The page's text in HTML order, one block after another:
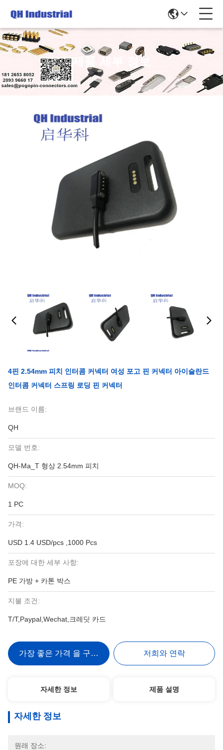
제품 세부 정보
4핀 2.54mm 피치 인터콤 커넥터 여성 포고 핀 커넥터 아이슬란드
인터콤 커넥터 스프링 로딩 핀 커넥터
브랜드 이름:
QH
모델 번호:
QH-Ma_T 형상 2.54mm 피치
MOQ:
1 PC
가격:
USD 1.4 USD/pcs ,1000 Pcs
포장에 대한 세부 사항:
PE 가방 + 카톤 박스
지불 조건:
T/T,Paypal,Wechat,크레딧 카드
가장 좋은 가격 을 구하라 저희와 연락
자세한 정보 제품 설명
자세한 정보
원래 장소: